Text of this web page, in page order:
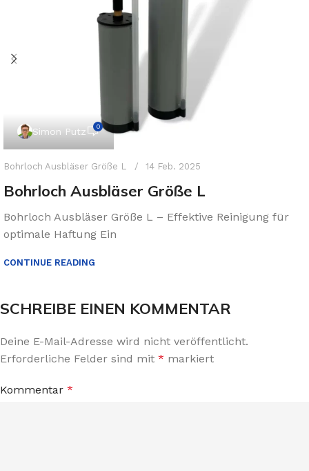
Simon Putz 0
Bohrloch Ausbläser Größe L 14 Feb. 2025
Bohrloch Ausbläser Größe L
Bohrloch Ausbläser Größe L – Effektive Reinigung für
optimale Haftung Ein
CONTINUE READING
SCHREIBE EINEN KOMMENTAR
Deine E-Mail-Adresse wird nicht veröffentlicht.
Erforderliche Felder sind mit * markiert
Kommentar *